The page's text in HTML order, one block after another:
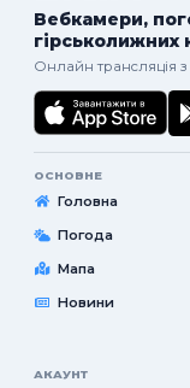
Вебкамери,
гірськолижних
Онлайн трансляція
ОСНОВНЕ
Головна
Погода
Мапа
Новини
АКАУНТ